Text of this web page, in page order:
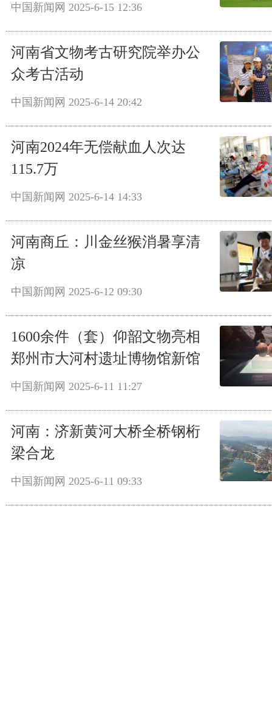
中国新闻网 2025-6-15 12:36
河南省文物考古研究院举办公
众考古活动
中国新闻网 2025-6-14 20:42
河南2024年无偿献血人次达
115.7万
中国新闻网 2025-6-14 14:33
河南商丘：川金丝猴消暑享清
凉
中国新闻网 2025-6-12 09:30
1600余件（套）仰韶文物亮相
郑州市大河村遗址博物馆新馆
中国新闻网 2025-6-11 11:27
河南：济新黄河大桥全桥钢桁
梁合龙
中国新闻网 2025-6-11 09:33